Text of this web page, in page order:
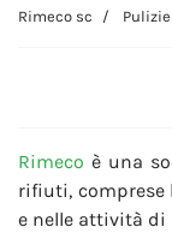
Rimeco sc
Rimeco è una
rifiuti, comprese
e nelle attività di